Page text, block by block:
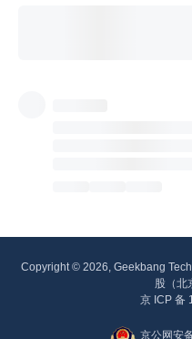
Copyright © 2026, Geekbang
股（北
京 ICP 备
京公网安